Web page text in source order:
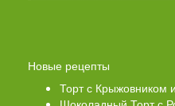
Новые рецепты
Торт с Крыжовником